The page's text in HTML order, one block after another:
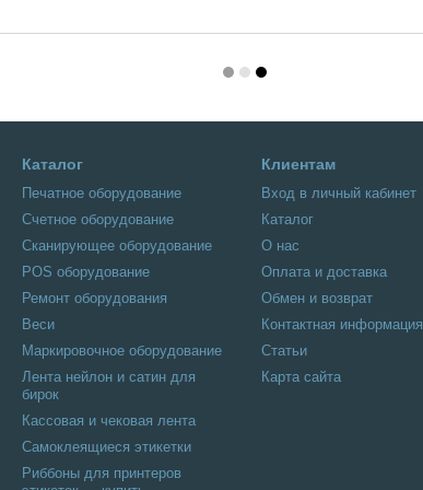
Каталог
Печатное оборудование
Счетное оборудование
Сканирующее оборудование
POS оборудование
Ремонт оборудования
Веси
Маркировочное оборудование
Лента нейлон и сатин для
бирок
Кассовая и чековая лента
Самоклеящиеся этикетки
Риббоны для принтеров
Клиентам
Вход в личный кабинет
Каталог
О нас
Оплата и доставка
Обмен и возврат
Контактная информация
Статьи
Карта сайта